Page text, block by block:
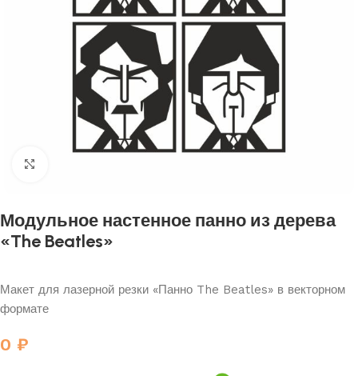
Модульное настенное панно из дерева
«The Beatles»
Макет для лазерной резки «Панно The Beatles» в векторном
формате
0 ₽